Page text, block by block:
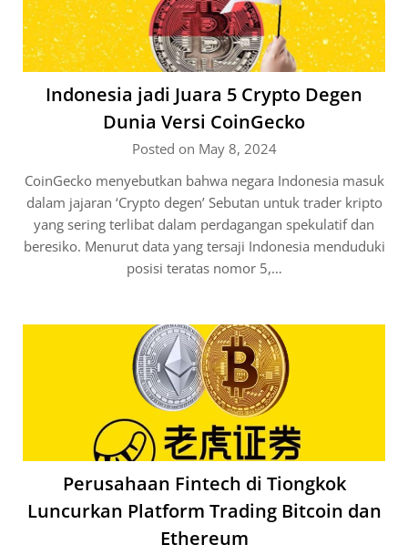
Indonesia jadi Juara 5 Crypto Degen
Dunia Versi CoinGecko
Posted on May 8, 2024
CoinGecko menyebutkan bahwa negara Indonesia masuk
dalam jajaran ‘Crypto degen’ Sebutan untuk trader kripto
yang sering terlibat dalam perdagangan spekulatif dan
beresiko. Menurut data yang tersaji Indonesia menduduki
posisi teratas nomor 5,…
Perusahaan Fintech di Tiongkok
Luncurkan Platform Trading Bitcoin dan
Ethereum